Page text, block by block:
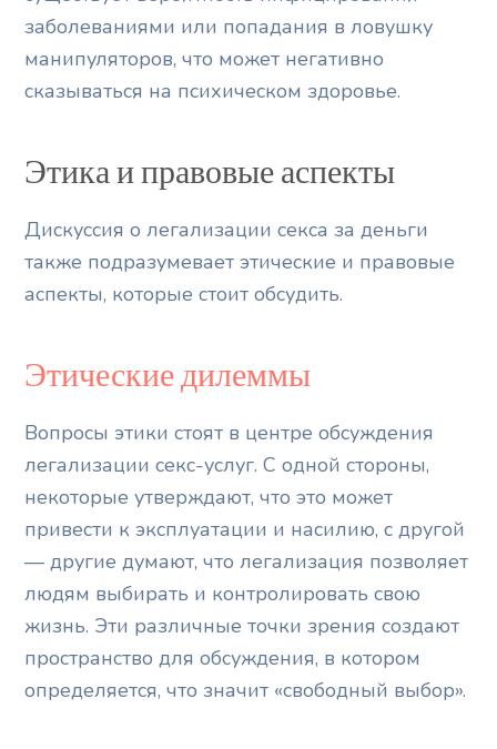
заболеваниями или попадания в ловушку
манипуляторов, что может негативно
сказываться на психическом здоровье.
Этика и правовые аспекты
Дискуссия о легализации секса за деньги
также подразумевает этические и правовые
аспекты, которые стоит обсудить.
Этические дилеммы
Вопросы этики стоят в центре обсуждения
легализации секс-услуг. С одной стороны,
некоторые утверждают, что это может
привести к эксплуатации и насилию, с другой
— другие думают, что легализация позволяет
людям выбирать и контролировать свою
жизнь. Эти различные точки зрения создают
пространство для обсуждения, в котором
определяется, что значит «свободный выбор».